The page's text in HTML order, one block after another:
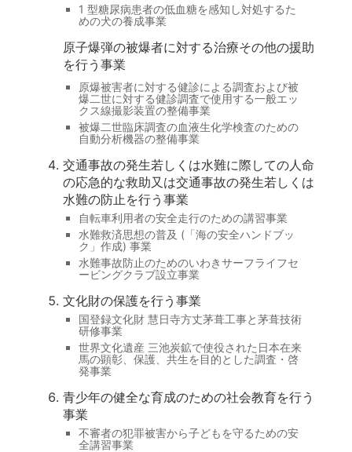
1 型糖尿病患者の低血糖を感知し対処するた
めの犬の養成事業
原子爆弾の被爆者に対する治療その他の援助
を行う事業
原爆被害者に対する健診による調査および被
爆二世に対する健診調査で使用する一般エッ
クス線撮影装置の整備事業
被爆二世臨床調査の血液生化学検査のための
自動分析機器の整備事業
交通事故の発生若しくは水難に際しての人命
の応急的な救助又は交通事故の発生若しくは
水難の防止を行う事業
自転車利用者の安全走行のための講習事業
水難救済思想の普及 (「海の安全ハンドブッ
ク」作成) 事業
水難事故防止のためのいわきサーフライフセ
ービングクラブ設立事業
文化財の保護を行う事業
国登録文化財 慧日寺方丈茅葺工事と茅葺技術
研修事業
世界文化遺産 三池炭鉱で使役された日本在来
馬の顕彰、保護、共生を目的とした調査・啓
発事業
青少年の健全な育成のための社会教育を行う
事業
不審者の犯罪被害から子どもを守るための安
全講習事業